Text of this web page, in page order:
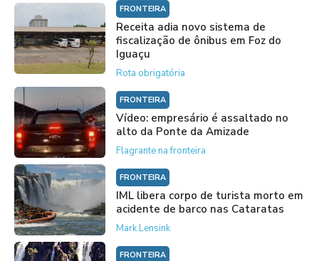
FRONTEIRA
Receita adia novo sistema de
fiscalização de ônibus em Foz do
Iguaçu
Rota obrigatória
FRONTEIRA
Vídeo: empresário é assaltado no
alto da Ponte da Amizade
Flagrante na fronteira
FRONTEIRA
IML libera corpo de turista morto em
acidente de barco nas Cataratas
Mark Lensink
FRONTEIRA